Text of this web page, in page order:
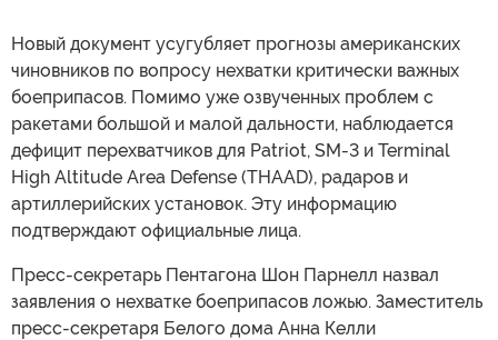
Новый документ усугубляет прогнозы американских
чиновников по вопросу нехватки критически важных
боеприпасов. Помимо уже озвученных проблем с
ракетами большой и малой дальности, наблюдается
дефицит перехватчиков для Patriot, SM-3 и Terminal
High Altitude Area Defense (THAAD), радаров и
артиллерийских установок. Эту информацию
подтверждают официальные лица.
Пресс-секретарь Пентагона Шон Парнелл назвал
заявления о нехватке боеприпасов ложью. Заместитель
пресс-секретаря Белого дома Анна Келли